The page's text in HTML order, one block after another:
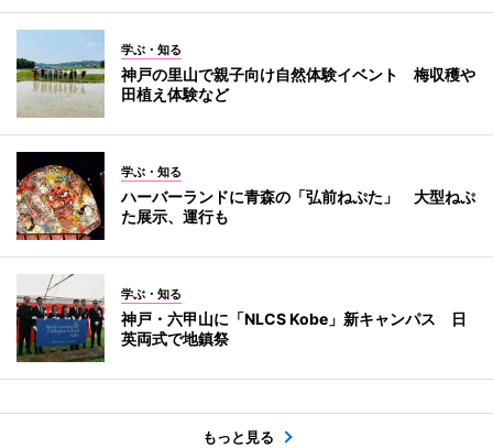
学ぶ・知る
神戸の里山で親子向け自然体験イベント 梅収穫や
田植え体験など
学ぶ・知る
ハーバーランドに青森の「弘前ねぷた」 大型ねぷ
た展示、運行も
学ぶ・知る
神戸・六甲山に「NLCS Kobe」新キャンパス 日
英両式で地鎮祭
もっと見る